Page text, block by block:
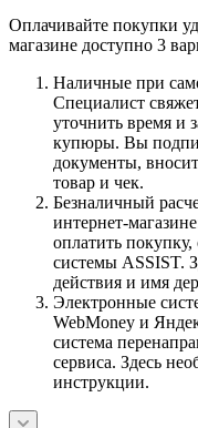
Оплачивайте покупки
магазине доступно 3
Наличные при
Специалист
уточнить время и
купюры. Вы
документы,
товар и чек.
Безналичный
интернет-
оплатить покупку,
системы ASSIST.
действия и имя
Электронные
WebMoney и
система
сервиса. Здесь
инструкции.